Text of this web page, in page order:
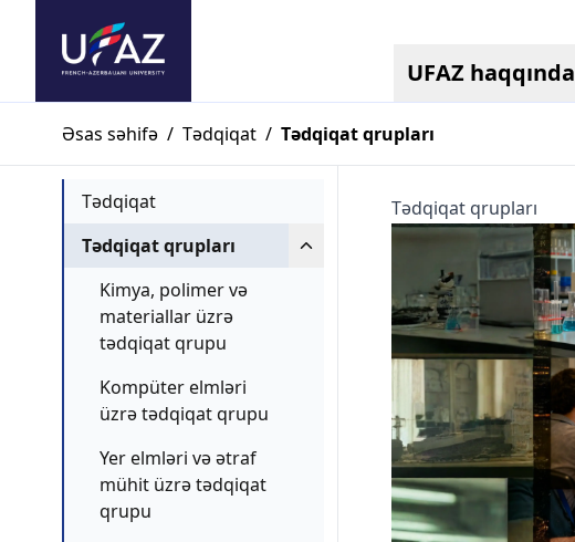
UFAZ haqqında
Əsas səhifə / Tədqiqat / Tədqiqat qrupları
Tədqiqat
Tədqiqat qrupları
Kimya, polimer və
materiallar üzrə
tədqiqat qrupu
Kompüter elmləri
üzrə tədqiqat qrupu
Yer elmləri və ətraf
mühit üzrə tədqiqat
qrupu
Tədqiqat qrupları